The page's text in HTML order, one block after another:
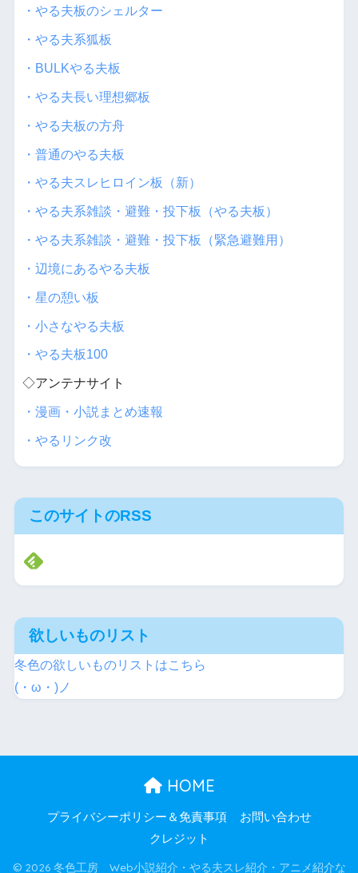
・やる夫板のシェルター
・やる夫系狐板
・BULKやる夫板
・やる夫長い理想郷板
・やる夫板の方舟
・普通のやる夫板
・やる夫スレヒロイン板（新）
・やる夫系雑談・避難・投下板（やる夫板）
・やる夫系雑談・避難・投下板（緊急避難用）
・辺境にあるやる夫板
・星の憩い板
・小さなやる夫板
・やる夫板100
◇アンテナサイト
・漫画・小説まとめ速報
・やるリンク改
このサイトのRSS
欲しいものリスト
冬色の欲しいものリストはこちら
(・ω・)ノ
HOME
プライバシーポリシー＆免責事項
お問い合わせ
クレジット
© 2026 冬色工房 Web小説紹介・やる夫スレ紹介・アニメ紹介な